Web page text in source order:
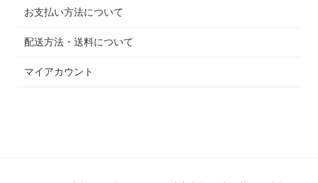
お支払い方法について
配送方法・送料について
マイアカウント